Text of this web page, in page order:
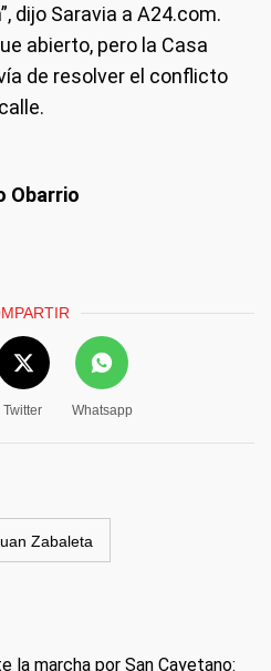
dijo Saravia a A24.com.
abierto, pero la Casa
de resolver el conflicto
Obarrio
Twitter Whatsapp
Zabaleta
la marcha por San Cayetano: